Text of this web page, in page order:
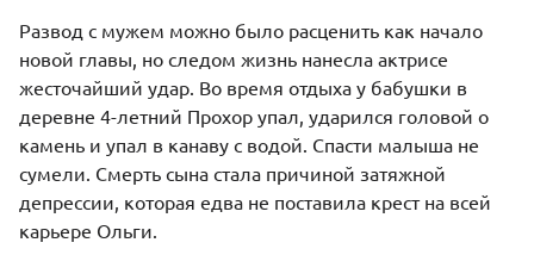
Развод с мужем можно было расценить как начало
новой главы, но следом жизнь нанесла актрисе
жесточайший удар. Во время отдыха у бабушки в
деревне 4-летний Прохор упал, ударился головой о
камень и упал в канаву с водой. Спасти малыша не
сумели. Смерть сына стала причиной затяжной
депрессии, которая едва не поставила крест на всей
карьере Ольги.